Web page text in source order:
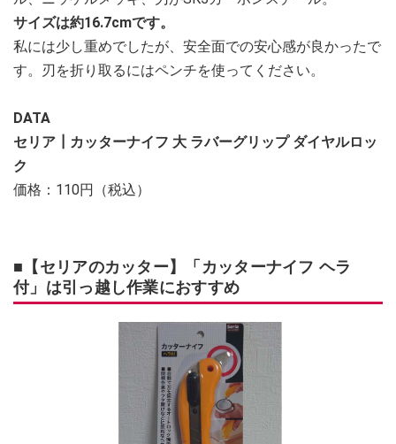
サイズは約16.7cmです。
私には少し重めでしたが、安全面での安心感が良かったで
す。刃を折り取るにはペンチを使ってください。
DATA
セリア┃カッターナイフ 大 ラバーグリップ ダイヤルロッ
ク
価格：110円（税込）
■【セリアのカッター】「カッターナイフ ヘラ
付」は引っ越し作業におすすめ